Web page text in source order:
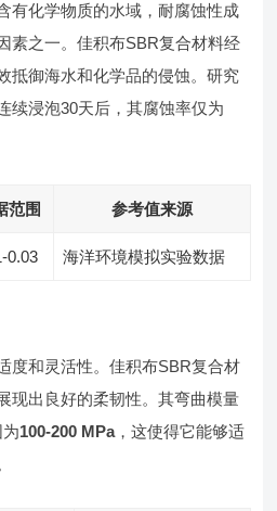
有化学物质的水域，耐腐蚀性成
素之一。佳积布SBR复合材料经
抵御海水和化学品的侵蚀。研究
续浸泡30天后，其腐蚀率仅为
范围 参考值来源
0.03 海洋环境模拟实验数据
度和灵活性。佳积布SBR复合材
现出良好的柔韧性。其弯曲模量
为100-200 MPa，这使得它能够适